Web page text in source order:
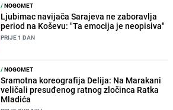
/NOGOMET
Ljubimac navijača Sarajeva ne zaboravlja
period na Koševu: "Ta emocija je neopisiva"
PRIJE 1 DAN
/NOGOMET
Sramotna koreografija Delija: Na Marakani
veličali presuđenog ratnog zločinca Ratka
Mladića